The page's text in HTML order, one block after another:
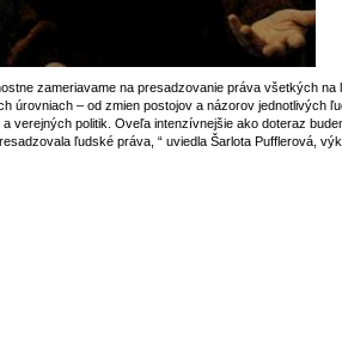
zameriavame na presadzovanie práva všetkých
– od zmien postojov a názorov jednotlivých
verejných politik. Oveľa intenzívnejšie ako doteraz
ľudské práva, “ uviedla Šarlota Pufflerová,